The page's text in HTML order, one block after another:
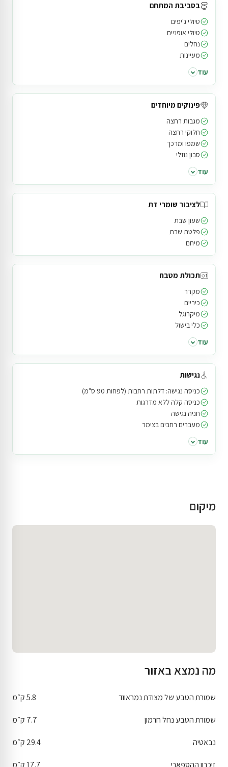
בסביבת המתחם
טיולי ג'יפים
טיולי אופניים
נחלים
מעיינות
עוד
פינוקים מיוחדים
מגבות רחצה
חלוקי רחצה
שמפו ומרכך
סבון נוזלי
עוד
לציבור שומרי דת
שעון שבת
פלטת שבת
מיחם
תכולת מטבח
מקרר
כיריים
מיקרוגל
כלי בישול
עוד
נגישות
כניסה נגישה: דלתות רחבות (לפחות 90 ס"מ)
כניסה קלה ללא מדרגות
חניה נגישה
מעברים רחבים בצימר
עוד
מיקום
מה נמצא באזור
שמורת הטבע של מצודת נמראווד 5.8 ק״מ
שמורת הטבע נחל חרמון 7.7 ק״מ
נבאטיה 29.4 ק״מ
זיכרון ההספארי 17.7 ק״מ